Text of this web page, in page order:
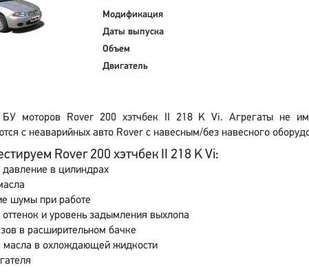
Модификация
Даты выпуска
Объем
Двигатель
БУ моторов Rover 200 хэтчбек II 218 K Vi. Агрегаты не
с неаварийных авто Rover с навесным/без навесного
Rover 200 хэтчбек II 218 K Vi:
давление в цилиндрах
шумы при работе
оттенок и уровень задымления выхлопа
в расширительном бачке
масла в охлождающей жидкости